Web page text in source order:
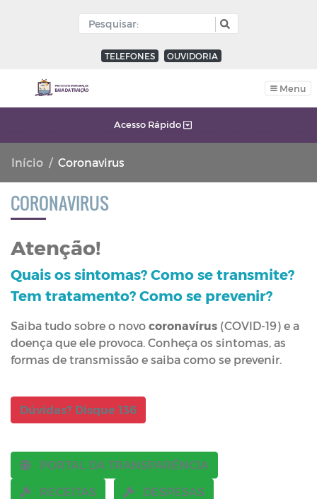
TELEFONES OUVIDORIA
Menu
Acesso Rápido
Início Coronavirus
CORONAVIRUS
Atenção!
Quais os sintomas? Como se transmite?
Tem tratamento? Como se prevenir?
Saiba tudo sobre o novo coronavírus (COVID-19) e a
doença que ele provoca. Conheça os sintomas, as
formas de transmissão e saiba como se prevenir.
Dúvidas? Disque 136
PORTAL DA TRANSPARÊNCIA
RECEITAS
DESPESAS